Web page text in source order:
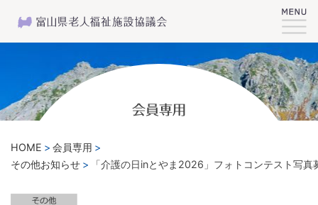
会員専用
HOME
会員専用
その他お知らせ
「介護の日inとやま2026」フォトコンテスト写